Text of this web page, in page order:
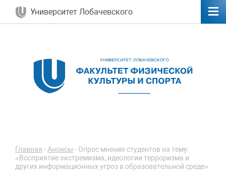
Университет Лобачевского
Главная -Анонсы - Опрос мнения студентов на тему:
«Восприятие экстремизма, идеологии терроризма и
других информационных угроз в образовательной среде»